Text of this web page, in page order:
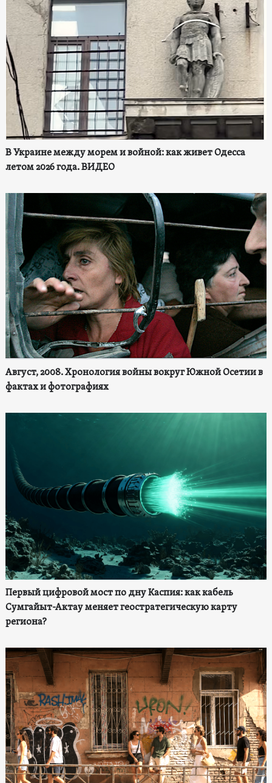
В Украине между морем и войной: как живет Одесса
летом 2026 года. ВИДЕО
Август, 2008. Хронология войны вокруг Южной Осетии в
фактах и фотографиях
Первый цифровой мост по дну Каспия: как кабель
Сумгайыт-Актау меняет геостратегическую карту
региона?